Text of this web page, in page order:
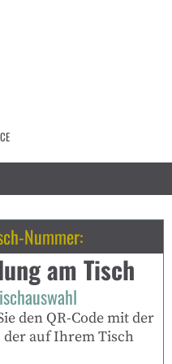
Nummer:
am Tisch
den QR-Code mit der
auf Ihrem Tisch